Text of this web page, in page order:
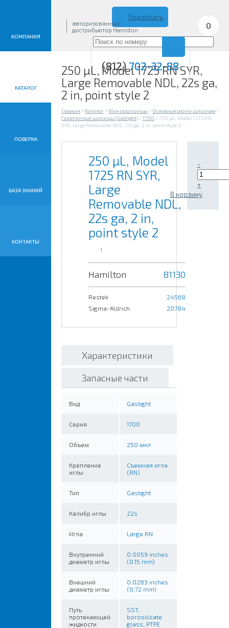
КОМПАНИЯ
КАТАЛОГ
ПОВЕРКА
БАЗА ЗНАНИЙ
КОНТАКТЫ
авторизованный
дистрибьютор Hamilton
Подобрать
(812)702-32-88
0
250 µL, Model 1725 RN SYR,
Large Removable NDL, 22s ga,
2 in, point style 2
Главная / Каталог / Микрошприцы / Основные серии шприцев /
Газоплотные шприцы (Gastight) /1700 / 250 µL, Model 1725 RN
SYR, Large Removable NDL, 22s ga, 2 in, point style 2
250 µL, Model
1725 RN SYR,
Large
Removable NDL,
22s ga, 2 in,
point style 2
1
Hamilton 81130
Restek
24568
Sigma-Aldrich
20784
-
+
В корзину
Характеристики
Запасные части
Вид Gastight
Серия 1700
Объем 250 мкл
Крепление
иглы
Съемная игла
(RN)
Тип Gastight
Калибр иглы 22s
Игла Large RN
Внутренний
диаметр иглы
0.0059 inches
(0.15 mm)
Внешний
диаметр иглы
0.0283 inches
(0.72 mm)
Путь
протекающей
жидкости
SST,
borosilicate
glass, PTFE